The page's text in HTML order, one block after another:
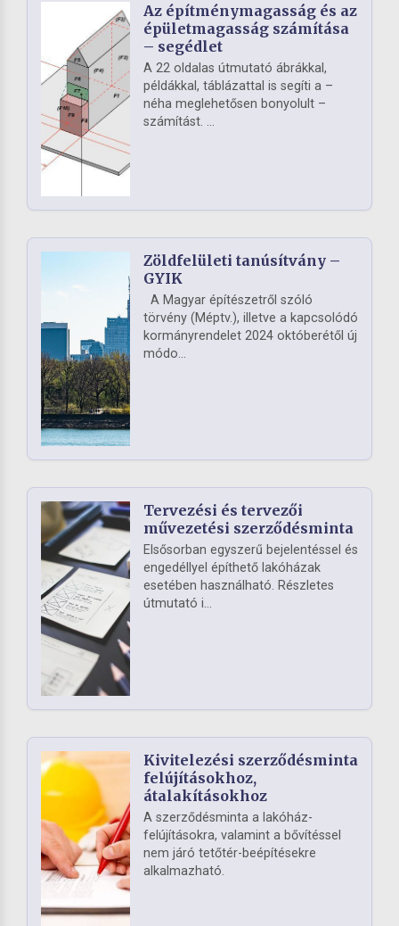
Az építménymagasság és az
épületmagasság számítása
– segédlet
A 22 oldalas útmutató ábrákkal,
példákkal, táblázattal is segíti a –
néha meglehetősen bonyolult –
számítást. ...
Zöldfelületi tanúsítvány –
GYIK
A Magyar építészetről szóló
törvény (Méptv.), illetve a kapcsolódó
kormányrendelet 2024 októberétől új
módo...
Tervezési és tervezői
művezetési szerződésminta
Elsősorban egyszerű bejelentéssel és
engedéllyel építhető lakóházak
esetében használható. Részletes
útmutató i...
Kivitelezési szerződésminta
felújításokhoz,
átalakításokhoz
A szerződésminta a lakóház-
felújításokra, valamint a bővítéssel
nem járó tetőtér-beépítésekre
alkalmazható.